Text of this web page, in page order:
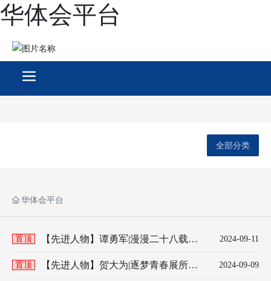
华体会平台
全部分类
华体会平台
置顶
【先进人物】谭勇军|漫漫二十八载
2024-09-11
置顶
【先进人物】贺大为|逐梦青春展所长
2024-09-09